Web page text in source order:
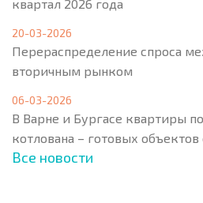
квартал 2026 года
20-03-2026
Перераспределение спроса
вторичным рынком
06-03-2026
В Варне и Бургасе квартиры
котлована – готовых
Все новости